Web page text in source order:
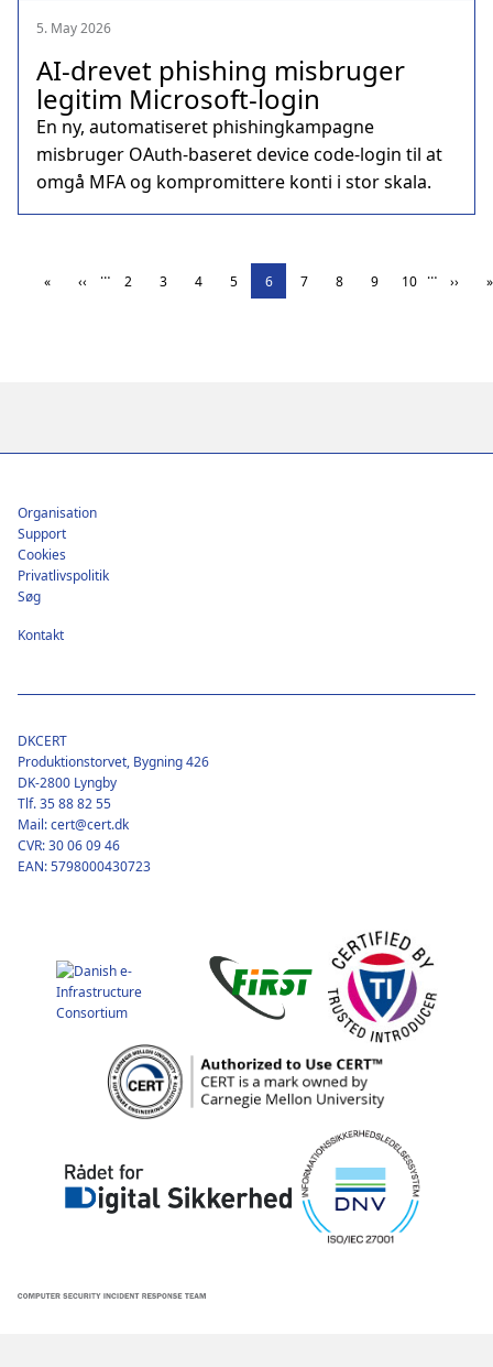
5. May 2026
AI‑drevet phishing misbruger
legitim Microsoft‑login
En ny, automatiseret phishingkampagne
misbruger OAuth‑baseret device code‑login til at
omgå MFA og kompromittere konti i stor skala.
First
«
Previous
‹‹
…
Page
2
Page
3
Page
4
Page
5
Page
6
Page
7
Page
8
Page
9
Page
10 …
Next
›› »
Footer
Organisation
Support
Cookies
Privatlivspolitik
Søg
Kontakt
DKCERT
Produktionstorvet, Bygning 426
DK-2800 Lyngby
Tlf. 35 88 82 55
Mail: cert@cert.dk
CVR: 30 06 09 46
EAN: 5798000430723